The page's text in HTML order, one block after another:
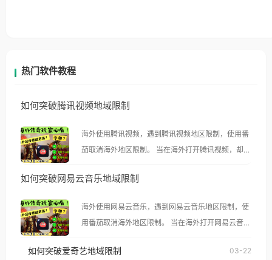
热门软件教程
如何突破腾讯视频地域限制
海外使用腾讯视频，遇到腾讯视频地区限制，使用番
茄取消海外地区限制。 当在海外打开腾讯视频，却突
示语。 海外用户如香港、澳门、台湾、美国、加拿
像其他音乐平台一样，出现地区及版权限制问题，且
仅能在中国大陆地区播放。 遇到这个问题的朋友们，
使用番茄回国加速器，即可解决「海外用户收听腾讯
如何突破网易云音乐地域限制
海外使用网易云音乐，遇到网易云音乐地区限制，使
用番茄取消海外地区限制。 当在海外打开网易云音
播放”的提示语。 海外用户如香港、澳门、台湾、美
如何突破爱奇艺地域限制 03-22